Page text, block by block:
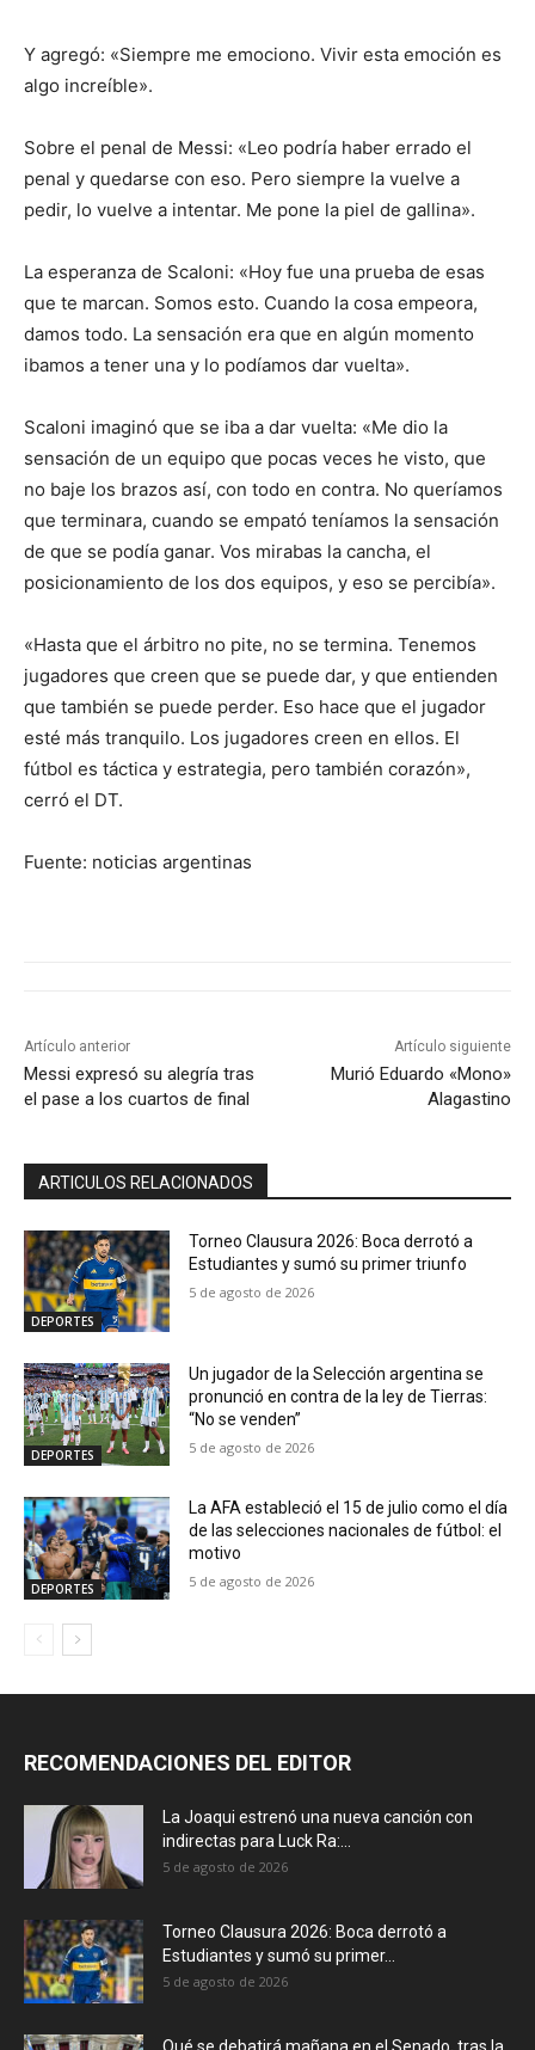
Y agregó: «Siempre me emociono. Vivir esta emoción es
algo increíble».
Sobre el penal de Messi: «Leo podría haber errado el
penal y quedarse con eso. Pero siempre la vuelve a
pedir, lo vuelve a intentar. Me pone la piel de gallina».
La esperanza de Scaloni: «Hoy fue una prueba de esas
que te marcan. Somos esto. Cuando la cosa empeora,
damos todo. La sensación era que en algún momento
ibamos a tener una y lo podíamos dar vuelta».
Scaloni imaginó que se iba a dar vuelta: «Me dio la
sensación de un equipo que pocas veces he visto, que
no baje los brazos así, con todo en contra. No queríamos
que terminara, cuando se empató teníamos la sensación
de que se podía ganar. Vos mirabas la cancha, el
posicionamiento de los dos equipos, y eso se percibía».
«Hasta que el árbitro no pite, no se termina. Tenemos
jugadores que creen que se puede dar, y que entienden
que también se puede perder. Eso hace que el jugador
esté más tranquilo. Los jugadores creen en ellos. El
fútbol es táctica y estrategia, pero también corazón»,
cerró el DT.
Fuente: noticias argentinas
Artículo anterior
Messi expresó su alegría tras
el pase a los cuartos de final
Artículo siguiente
Murió Eduardo «Mono»
Alagastino
ARTICULOS RELACIONADOS
DEPORTES
Torneo Clausura 2026: Boca derrotó a
Estudiantes y sumó su primer triunfo
5 de agosto de 2026
DEPORTES
Un jugador de la Selección argentina se
pronunció en contra de la ley de Tierras:
“No se venden”
5 de agosto de 2026
DEPORTES
La AFA estableció el 15 de julio como el día
de las selecciones nacionales de fútbol: el
motivo
5 de agosto de 2026
RECOMENDACIONES DEL EDITOR
La Joaqui estrenó una nueva canción con
indirectas para Luck Ra:...
5 de agosto de 2026
Torneo Clausura 2026: Boca derrotó a
Estudiantes y sumó su primer...
5 de agosto de 2026
Qué se debatirá mañana en el Senado, tras la